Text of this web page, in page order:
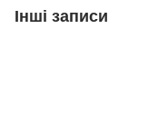
Інші записи